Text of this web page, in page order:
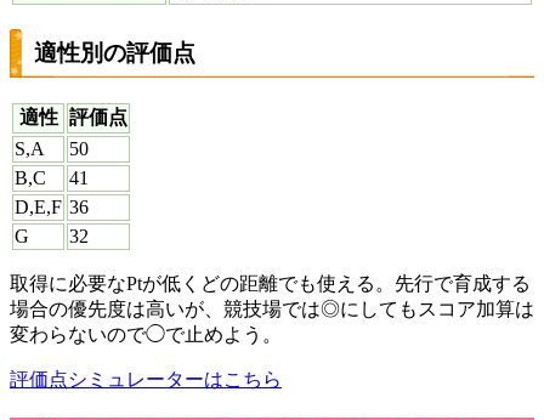
適性別の評価点
適性 評価点
S,A
50
B,C
41
D,E,F 36
G
32
取得に必要なPtが低くどの距離でも使える。先行で育成する
場合の優先度は高いが、競技場では◎にしてもスコア加算は
変わらないので◯で止めよう。
評価点シミュレーターはこちら